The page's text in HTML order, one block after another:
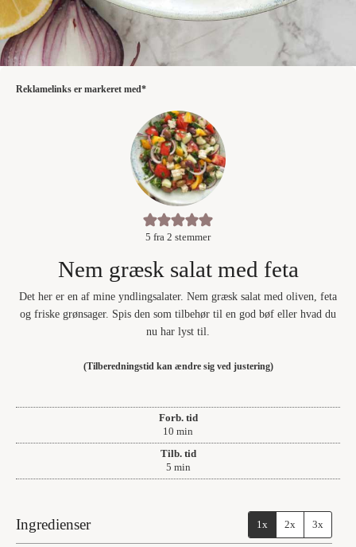
Reklamelinks er markeret med*
5 fra 2 stemmer
Nem græsk salat med feta
Det her er en af mine yndlingsalater. Nem græsk salat med oliven, feta
og friske grønsager. Spis den som tilbehør til en god bøf eller hvad du
nu har lyst til.
(Tilberedningstid kan ændre sig ved justering)
Forb. tid
10 minutter
min
Tilb. tid
5minutter
min
Ingredienser 1x 2x 3x